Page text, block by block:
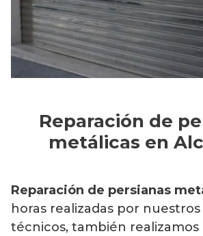
Reparación de
metálicas en
Reparación de persianas
horas realizadas por
técnicos, también realizamos